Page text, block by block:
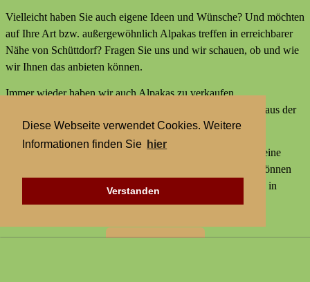
Diese Webseite verwendet Cookies. Weitere
Informationen finden Sie hier
Verstanden
Vielleicht haben Sie auch eigene Ideen und Wünsche? Und möchten
auf Ihre Art bzw. außergewöhnlich Alpakas treffen in erreichbarer
Nähe von Schüttdorf? Fragen Sie uns und wir schauen, ob und wie
wir Ihnen das anbieten können.
Immer wieder haben wir auch Alpakas zu verkaufen,
Alpakaprodukte, z.B. Alpakaseife oder Alpaka-Bettdecken aus der
Wolle unserer Tiere und außerdem kleine Geschenke.
Wir bieten keine externen Aktivitäten mit Alpakas an und keine
Alpaka-Wanderungen. Aber statt einer Alpakawanderung können
Sie bei uns Alpakas Mal anders erleben und Alpakas treffen in
erreichbarer Nähe von Schüttdorf.